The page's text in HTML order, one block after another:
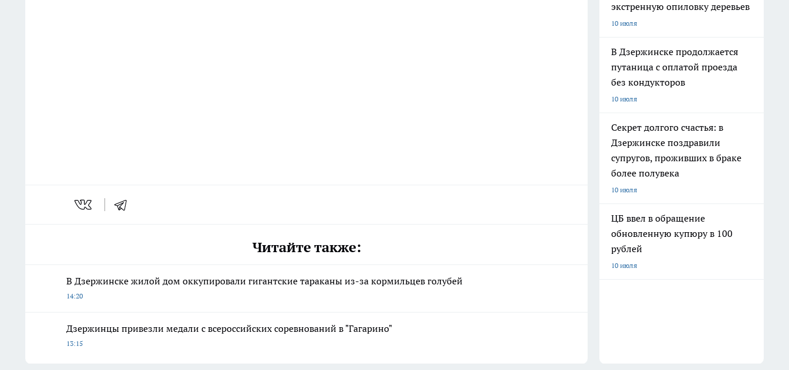
Читайте также:
В Дзержинске жилой дом оккупировали гигантские тараканы из-за кормильцев голубей
14:20
Дзержинцы привезли медали с всероссийских соревнований в "Гагарино"
13:15
экстренную опиловку деревьев
10 июля
В Дзержинске продолжается
путаница с оплатой проезда
без кондукторов
10 июля
Секрет долгого счастья: в
Дзержинске поздравили
супругов, проживших в браке
более полувека
10 июля
ЦБ ввел в обращение
обновленную купюру в 100
рублей
10 июля